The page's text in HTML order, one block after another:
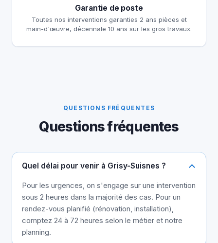
Garantie de poste
Toutes nos interventions garanties 2 ans pièces et
main-d'œuvre, décennale 10 ans sur les gros travaux.
QUESTIONS FRÉQUENTES
Questions fréquentes
Quel délai pour venir à Grisy-Suisnes ?
Pour les urgences, on s'engage sur une intervention
sous 2 heures dans la majorité des cas. Pour un
rendez-vous planifié (rénovation, installation),
comptez 24 à 72 heures selon le métier et notre
planning.